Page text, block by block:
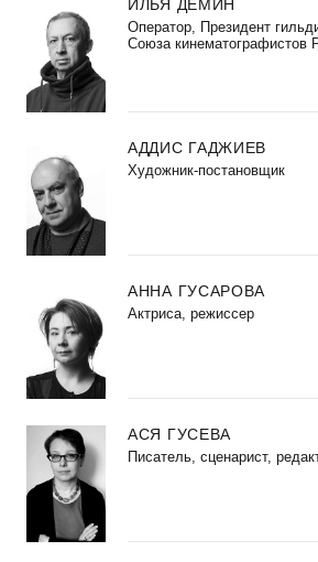
ИЛЬЯ ДЕМИН
Оператор, Президент
Союза кинематографистов
АДДИС ГАДЖИЕВ
Художник-постановщик
АННА ГУСАРОВА
Актриса, режиссер
АСЯ ГУСЕВА
Писатель, сценарист,